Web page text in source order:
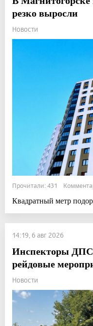
резко выросли
Новости
Прочитали: 431
Квадратный метр
14:19, 6 авг 2026
Инспекторы ДПС
рейдовые
Новости